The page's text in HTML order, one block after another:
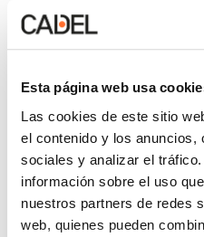
Esta página web usa
Las cookies de este sitio
el contenido y los anuncios,
sociales y analizar el
información sobre el uso
nuestros partners de redes
web, quienes pueden
¿Necesita una
encontrar los Centros
el Contact Center
en garantía.